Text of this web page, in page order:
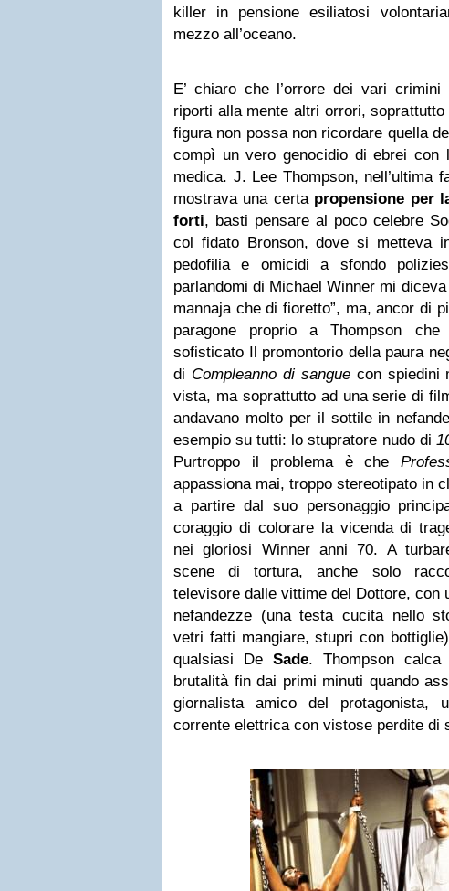
killer in pensione esiliatosi
mezzo all’oceano.
E’ chiaro che l’orrore dei vari crimini
riporti alla mente altri orrori,
figura non possa non ricordare quella
compì un vero genocidio di ebrei con
medica. J. Lee Thompson, nell’ultima
mostrava una certa propensione per
forti, basti pensare al poco celebre
col fidato Bronson, dove si metteva
pedofilia e omicidi a sfondo
parlandomi di Michael Winner mi
mannaja che di fioretto”, ma, ancor di
paragone proprio a Thompson
sofisticato Il promontorio della paura
di Compleanno di sanguecon spiedini
vista, ma soprattutto ad una serie di
andavano molto per il sottile in
esempio su tutti: lo stupratore nudo di
Purtroppo il problema è che
appassiona mai, troppo stereotipato in
a partire dal suo personaggio
coraggio di colorare la vicenda di
nei gloriosi Winner anni 70. A
scene di tortura, anche solo
televisore dalle vittime del Dottore, con
nefandezze (una testa cucita nello
vetri fatti mangiare, stupri con
qualsiasi De Sade. Thompson
brutalità fin dai primi minuti quando
giornalista amico del protagonista,
corrente elettrica con vistose perdite di